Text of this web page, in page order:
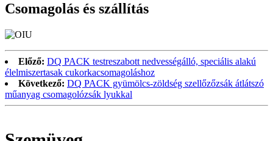
Csomagolás és szállítás
Előző: DQ PACK testreszabott nedvességálló, speciális alakú
élelmiszertasak cukorkacsomagoláshoz
Következő: DQ PACK gyümölcs-zöldség szellőzőzsák átlátszó
műanyag csomagolózsák lyukkal